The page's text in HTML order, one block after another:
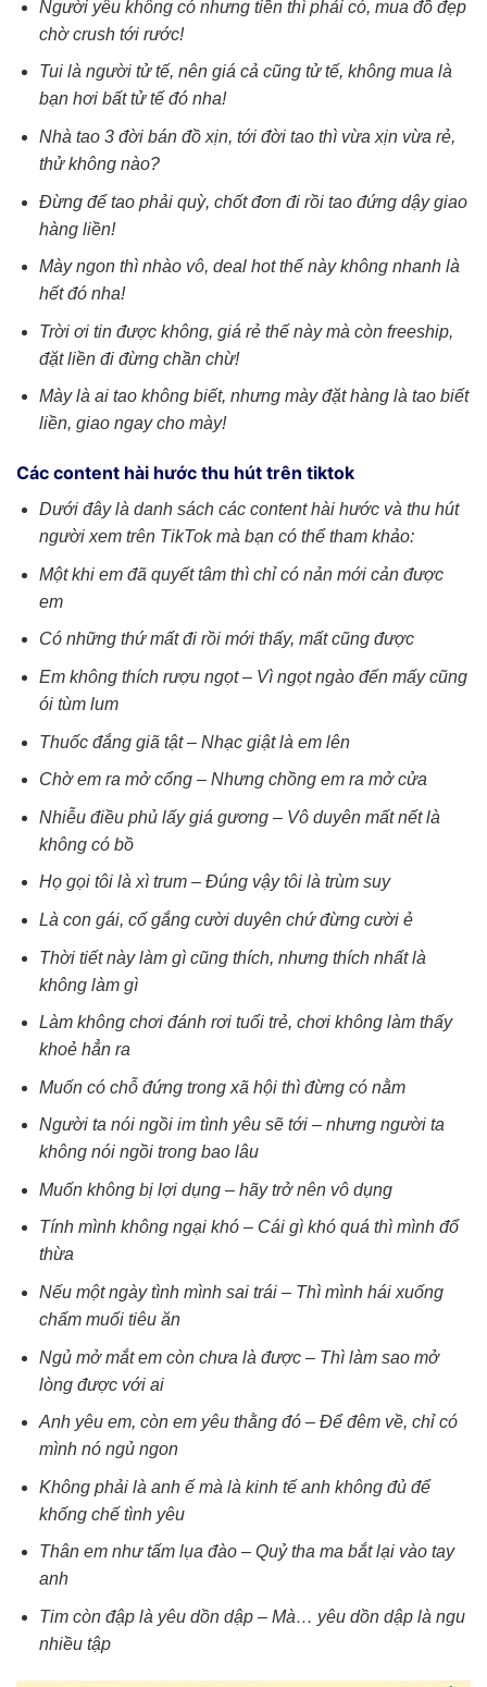
Người yêu không có nhưng tiền thì phải có, mua đồ đẹp
chờ crush tới rước!
Tui là người tử tế, nên giá cả cũng tử tế, không mua là
bạn hơi bất tử tế đó nha!
Nhà tao 3 đời bán đồ xịn, tới đời tao thì vừa xịn vừa rẻ,
thử không nào?
Đừng để tao phải quỳ, chốt đơn đi rồi tao đứng dậy giao
hàng liền!
Mày ngon thì nhào vô, deal hot thế này không nhanh là
hết đó nha!
Trời ơi tin được không, giá rẻ thế này mà còn freeship,
đặt liền đi đừng chần chừ!
Mày là ai tao không biết, nhưng mày đặt hàng là tao biết
liền, giao ngay cho mày!
Các content hài hước thu hút trên tiktok
Dưới đây là danh sách các content hài hước và thu hút
người xem trên TikTok mà bạn có thể tham khảo:
Một khi em đã quyết tâm thì chỉ có nản mới cản được
em
Có những thứ mất đi rồi mới thấy, mất cũng được
Em không thích rượu ngọt – Vì ngọt ngào đến mấy cũng
ói tùm lum
Thuốc đắng giã tật – Nhạc giật là em lên
Chờ em ra mở cổng – Nhưng chồng em ra mở cửa
Nhiễu điều phủ lấy giá gương – Vô duyên mất nết là
không có bồ
Họ gọi tôi là xì trum – Đúng vậy tôi là trùm suy
Là con gái, cố gắng cười duyên chứ đừng cười ẻ
Thời tiết này làm gì cũng thích, nhưng thích nhất là
không làm gì
Làm không chơi đánh rơi tuổi trẻ, chơi không làm thấy
khoẻ hẳn ra
Muốn có chỗ đứng trong xã hội thì đừng có nằm
Người ta nói ngồi im tình yêu sẽ tới – nhưng người ta
không nói ngồi trong bao lâu
Muốn không bị lợi dụng – hãy trở nên vô dụng
Tính mình không ngại khó – Cái gì khó quá thì mình đổ
thừa
Nếu một ngày tình mình sai trái – Thì mình hái xuống
chấm muối tiêu ăn
Ngủ mở mắt em còn chưa là được – Thì làm sao mở
lòng được với ai
Anh yêu em, còn em yêu thằng đó – Để đêm về, chỉ có
mình nó ngủ ngon
Không phải là anh ế mà là kinh tế anh không đủ để
khống chế tình yêu
Thân em như tấm lụa đào – Quỷ tha ma bắt lại vào tay
anh
Tim còn đập là yêu dồn dập – Mà… yêu dồn dập là ngu
nhiều tập